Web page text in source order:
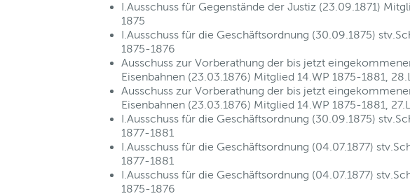
I.Ausschuss für Gegenstände der Justiz (23.09.1871)
1875
I.Ausschuss für die Geschäftsordnung (30.09.1875)
1875-1876
Ausschuss zur Vorberathung der bis jetzt
Eisenbahnen (23.03.1876) Mitglied 14.WP 1875-1881,
Ausschuss zur Vorberathung der bis jetzt
Eisenbahnen (23.03.1876) Mitglied 14.WP 1875-1881,
I.Ausschuss für die Geschäftsordnung (30.09.1875)
1877-1881
I.Ausschuss für die Geschäftsordnung (04.07.1877)
1877-1881
I.Ausschuss für die Geschäftsordnung (04.07.1877)
1875-1876